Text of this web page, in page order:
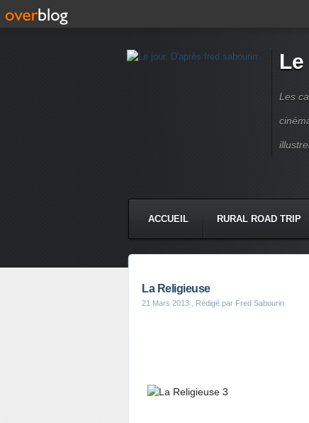
Les
ACCUEIL RURAL ROAD TRIP
La Religieuse
21 Mars 2013 , Rédigé par Fred Sabourin